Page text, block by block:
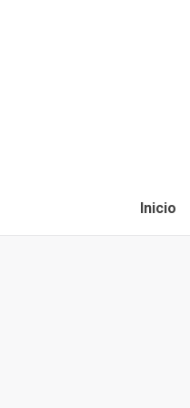
Inicio